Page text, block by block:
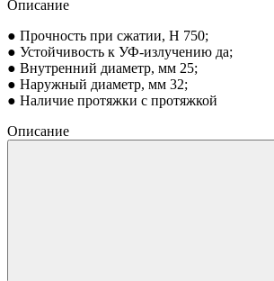
Описание
● Прочность при сжатии, Н 750;
● Устойчивость к УФ-излучению да;
● Внутренний диаметр, мм 25;
● Наружный диаметр, мм 32;
● Наличие протяжки с протяжкой
Описание